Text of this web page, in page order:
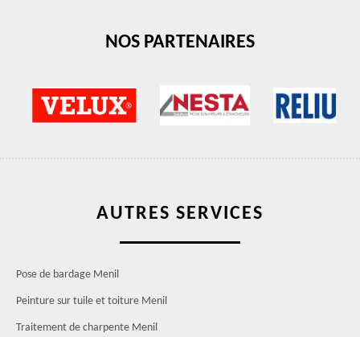
NOS PARTENAIRES
AUTRES SERVICES
Pose de bardage Menil
Peinture sur tuile et toiture Menil
Traitement de charpente Menil